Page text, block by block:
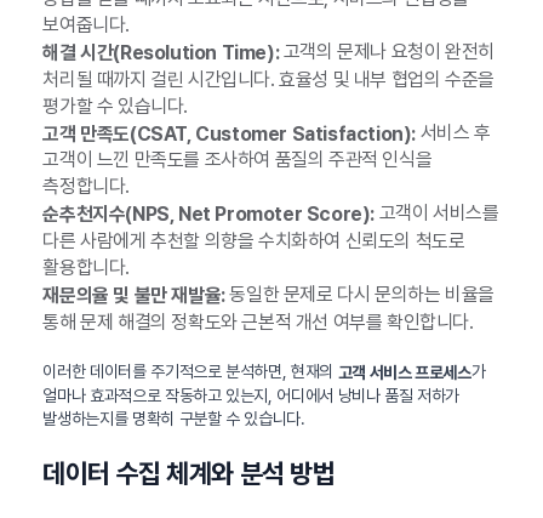
보여줍니다.
해결 시간(Resolution Time):고객의 문제나 요청이 완전히
처리될 때까지 걸린 시간입니다. 효율성 및 내부 협업의 수준을
평가할 수 있습니다.
고객 만족도(CSAT, Customer Satisfaction):서비스 후
고객이 느낀 만족도를 조사하여 품질의 주관적 인식을
측정합니다.
순추천지수(NPS, Net Promoter Score):고객이 서비스를
다른 사람에게 추천할 의향을 수치화하여 신뢰도의 척도로
활용합니다.
재문의율 및 불만 재발율:동일한 문제로 다시 문의하는 비율을
통해 문제 해결의 정확도와 근본적 개선 여부를 확인합니다.
이러한 데이터를 주기적으로 분석하면, 현재의 고객 서비스 프로세스가
얼마나 효과적으로 작동하고 있는지, 어디에서 낭비나 품질 저하가
발생하는지를 명확히 구분할 수 있습니다.
데이터 수집 체계와 분석 방법